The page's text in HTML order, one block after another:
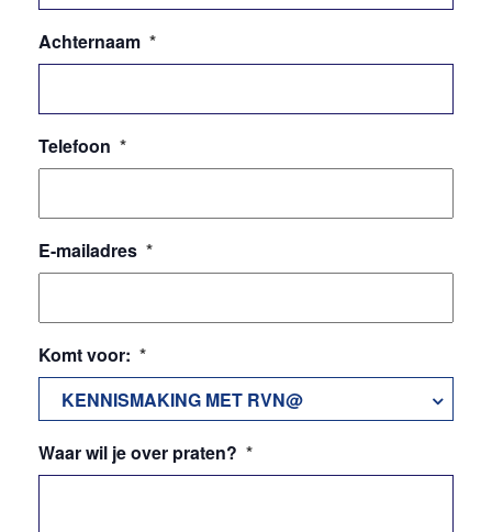
Achternaam *
Telefoon *
E-mailadres *
Komt voor: *
KENNISMAKING MET RVN@
Waar wil je over praten? *